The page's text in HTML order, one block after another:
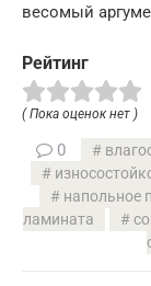
весомый
Рейтинг
( Пока оценок нет )
0
напольное
ламината